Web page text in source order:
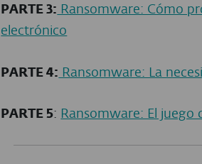
PARTE 3: Ransomware: Cómo
electrónico
PARTE 4: Ransomware: La
PARTE 5: Ransomware: El juego